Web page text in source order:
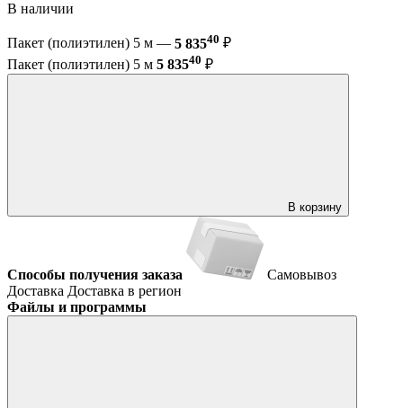
В наличии
Пакет (полиэтилен) 5 м — 5 83540 ₽
Пакет (полиэтилен) 5 м 5 83540 ₽
В корзину
Способы получения заказа
Самовывоз
Доставка Доставка в регион
Файлы и программы